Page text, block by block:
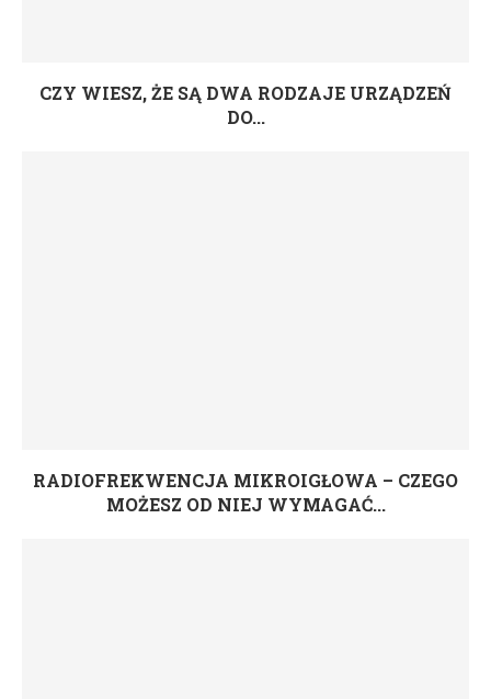
CZY WIESZ, ŻE SĄ DWA RODZAJE URZĄDZEŃ
DO...
RADIOFREKWENCJA MIKROIGŁOWA – CZEGO
MOŻESZ OD NIEJ WYMAGAĆ...